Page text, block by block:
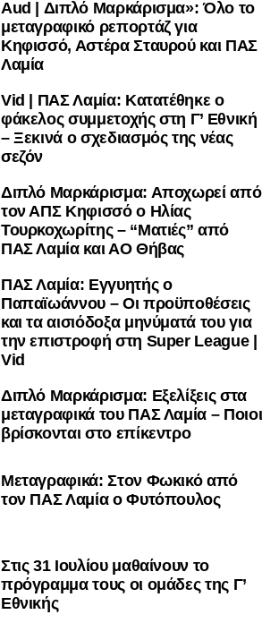
Aud | Διπλό Μαρκάρισμα»: Όλο το
μεταγραφικό ρεπορτάζ για
Κηφισσό, Αστέρα Σταυρού και ΠΑΣ
Λαμία
Vid | ΠΑΣ Λαμία: Κατατέθηκε ο
φάκελος συμμετοχής στη Γ’ Εθνική
– Ξεκινά ο σχεδιασμός της νέας
σεζόν
Διπλό Μαρκάρισμα: Αποχωρεί από
τον ΑΠΣ Κηφισσό ο Ηλίας
Τουρκοχωρίτης – “Ματιές” από
ΠΑΣ Λαμία και ΑΟ Θήβας
ΠΑΣ Λαμία: Εγγυητής ο
Παπαϊωάννου – Οι προϋποθέσεις
και τα αισιόδοξα μηνύματά του για
την επιστροφή στη Super League |
Vid
Διπλό Μαρκάρισμα: Εξελίξεις στα
μεταγραφικά του ΠΑΣ Λαμία – Ποιοι
βρίσκονται στο επίκεντρο
Μεταγραφικά: Στον Φωκικό από
τον ΠΑΣ Λαμία ο Φυτόπουλος
Στις 31 Ιουλίου μαθαίνουν το
πρόγραμμα τους οι ομάδες της Γ’
Εθνικής